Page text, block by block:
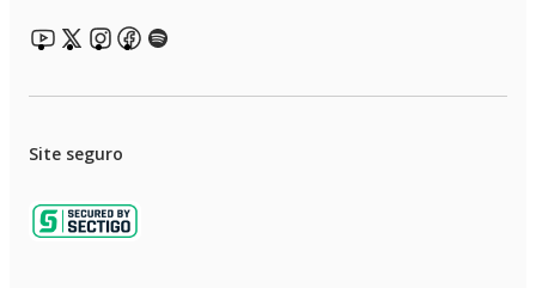
Site seguro